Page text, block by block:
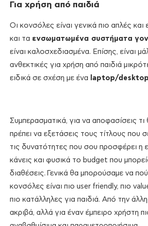
Για χρήση από παιδιά
Οι κονσόλες είναι γενικά πιο απλές
και τα ενσωματωμένα συστήματα
είναι καλοσχεδιασμένα. Επίσης, είναι
ανθεκτικές για χρήση από παιδιά
ειδικά σε σχέση με ένα
laptop/
Συμπερασματικά, για να αποφασίσεις
πρέπει να εξετάσεις τους τίτλους που
τις δυνατότητες που σου προσφέρει η
κάνεις και φυσικά το budget που
διαθέσεις. Γενικά θα μπορούσαμε να
κονσόλες είναι πιο user friendly, πιο
πιο κατάλληλες για παιδιά. Από την άλλη
ακριβά, αλλά για έναν έμπειρο χρήστη